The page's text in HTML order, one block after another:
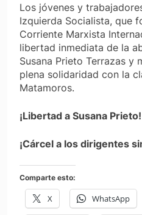
Los jóvenes y
Izquierda Socialista, que
Corriente Marxista
libertad inmediata de la
Susana Prieto Terrazas y
plena solidaridad con la
Matamoros.
¡Libertad a Susana Prieto!
¡Cárcel a los dirigentes
Comparte esto:
X WhatsApp